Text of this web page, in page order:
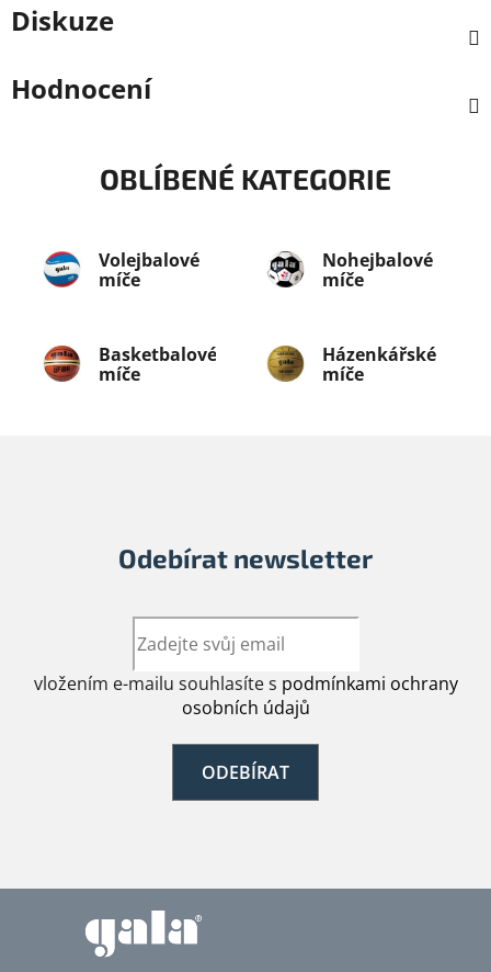
Diskuze
Hodnocení
OBLÍBENÉ KATEGORIE
Volejbalové
míče
Nohejbalové
míče
Basketbalové
míče
Házenkářské
míče
Odebírat newsletter
vložením e-mailu souhlasíte s podmínkami ochrany
osobních údajů
ODEBÍRAT